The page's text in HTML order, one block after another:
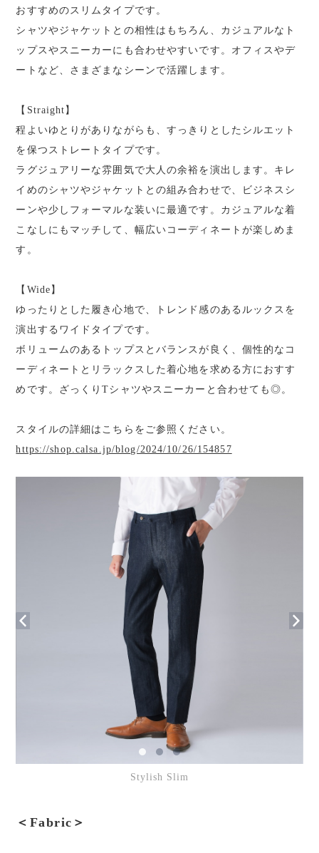
おすすめのスリムタイプです。
シャツやジャケットとの相性はもちろん、カジュアルなト
ップスやスニーカーにも合わせやすいです。オフィスやデ
ートなど、さまざまなシーンで活躍します。
【Straight】
程よいゆとりがありながらも、すっきりとしたシルエット
を保つストレートタイプです。
ラグジュアリーな雰囲気で大人の余裕を演出します。キレ
イめのシャツやジャケットとの組み合わせで、ビジネスシ
ーンや少しフォーマルな装いに最適です。カジュアルな着
こなしにもマッチして、幅広いコーディネートが楽しめま
す。
【Wide】
ゆったりとした履き心地で、トレンド感のあるルックスを
演出するワイドタイプです。
ボリュームのあるトップスとバランスが良く、個性的なコ
ーディネートとリラックスした着心地を求める方におすす
めです。ざっくりTシャツやスニーカーと合わせても◎。
スタイルの詳細はこちらをご参照ください。
https://shop.calsa.jp/blog/2024/10/26/154857
Stylish Slim
＜Fabric＞